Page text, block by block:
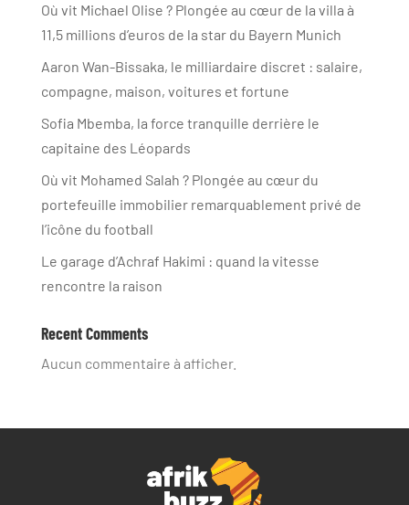
Où vit Michael Olise ? Plongée au cœur de la villa à
11,5 millions d’euros de la star du Bayern Munich
Aaron Wan-Bissaka, le milliardaire discret : salaire,
compagne, maison, voitures et fortune
Sofia Mbemba, la force tranquille derrière le
capitaine des Léopards
Où vit Mohamed Salah ? Plongée au cœur du
portefeuille immobilier remarquablement privé de
l’icône du football
Le garage d’Achraf Hakimi : quand la vitesse
rencontre la raison
Recent Comments
Aucun commentaire à afficher.